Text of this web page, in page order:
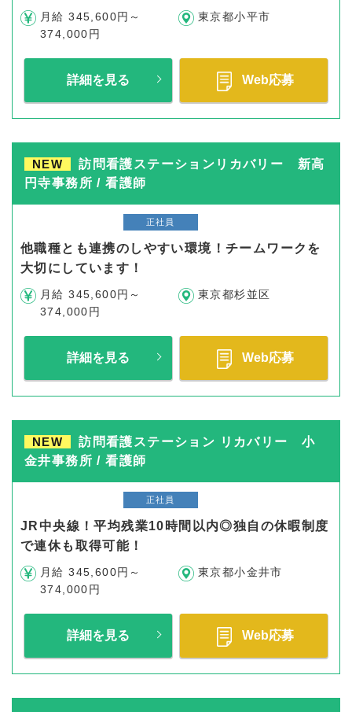
月給 345,600円～
374,000円
東京都小平市
詳細を見る Web応募
NEW
訪問看護ステーションリカバリー 新高
円寺事務所 / 看護師
正社員
他職種とも連携のしやすい環境！チームワークを
大切にしています！
月給 345,600円～
374,000円
東京都杉並区
詳細を見る Web応募
NEW
訪問看護ステーション リカバリー 小
金井事務所 / 看護師
正社員
JR中央線！平均残業10時間以内◎独自の休暇制度
で連休も取得可能！
月給 345,600円～
374,000円
東京都小金井市
詳細を見る Web応募